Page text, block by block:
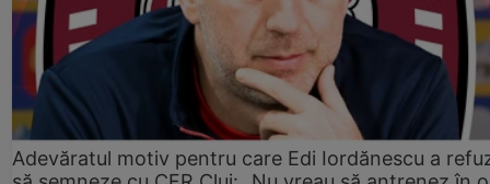
Adevăratul motiv pentru care Edi Iordănescu a